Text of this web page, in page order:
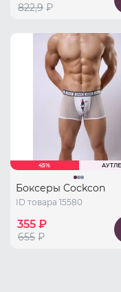
822,9 ₽
45%
Боксеры Cockcon
ID товара 15580
355 ₽
655 ₽